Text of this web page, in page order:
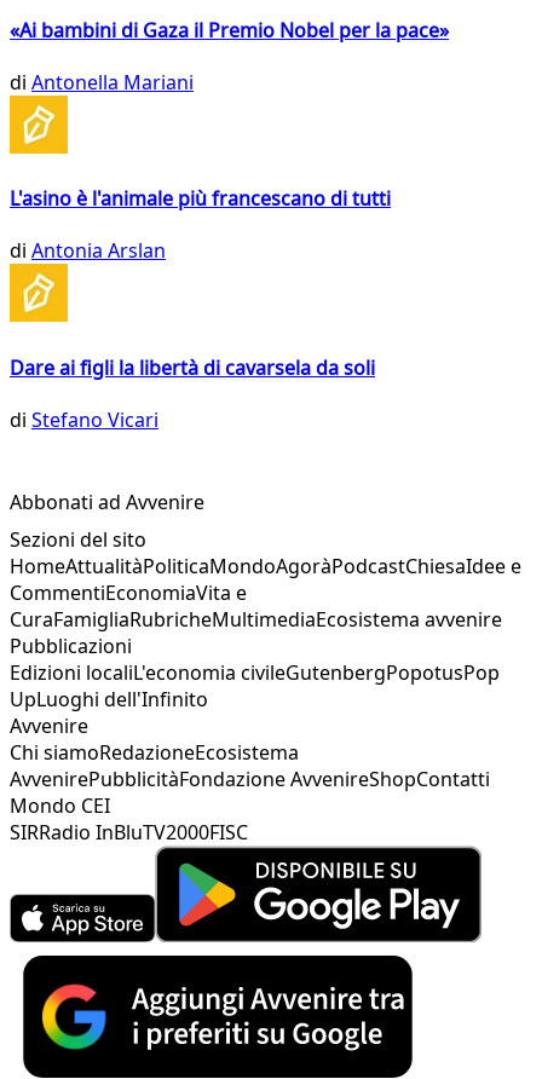
«Ai bambini di Gaza il Premio Nobel per la pace»
di Antonella Mariani
L'asino è l'animale più francescano di tutti
di Antonia Arslan
Dare ai figli la libertà di cavarsela da soli
di Stefano Vicari
Abbonati ad Avvenire
Sezioni del sito
HomeAttualitàPoliticaMondoAgoràPodcastChiesaIdee e
CommentiEconomiaVita e
CuraFamigliaRubricheMultimediaEcosistema avvenire
Pubblicazioni
Edizioni localiL'economia civileGutenbergPopotusPop
UpLuoghi dell'Infinito
Avvenire
Chi siamoRedazioneEcosistema
AvvenirePubblicitàFondazione AvvenireShopContatti
Mondo CEI
SIRRadio InBluTV2000FISC